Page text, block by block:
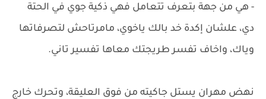
- هي من جهة بتعرف تتعامل فهي ذكية جوي في الحتة
دي، علشان إكدة خد بالك ياخوي، مامرتاحش لتصرفاتها
وياك، واخاف تفسر طريجتك معاها تفسير تاني.
نهض مهران يستل جاكيته من فوق العليقة، وتحرك خارج